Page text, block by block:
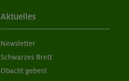
Aktuelles
Newsletter
Schwarzes Brett
Obacht geben!